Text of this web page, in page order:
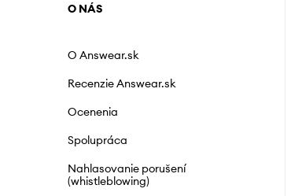
O NÁS
O Answear.sk
Recenzie Answear.sk
Ocenenia
Spolupráca
Nahlasovanie porušení
(whistleblowing)